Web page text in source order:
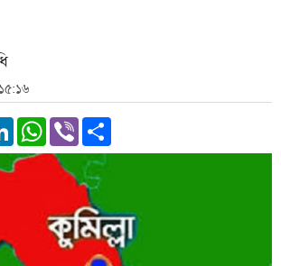
LinkedInWhatsApp
Viber